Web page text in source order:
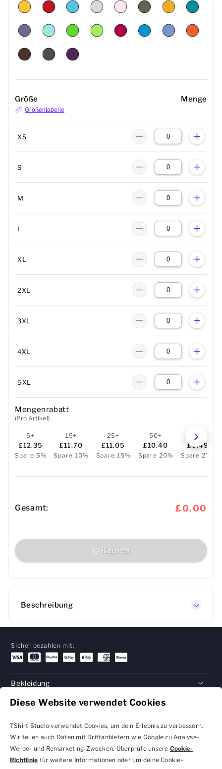
Diese Website verwendet Cookies
TShirt Studio verwendet Cookies, um dein Erlebnis zu verbessern.
Wir teilen auch Daten mit Drittanbietern wie Google zu Analyse-,
Werbe- und Remarketing-Zwecken. Überprüfe unsere Cookie-
Richtlinie für weitere Informationen oder um deine Cookie-
Größe Menge
Größentabelle
XS
S
M
L
XL
2XL
3XL
4XL
5XL
Mengenrabatt
(Pro Artikel)
5+
£12.35
Spare 5%
15+
£11.70
Spare 10%
25+
£11.05
Spare 15%
50+
£10.40
Spare 20%
100+
£9.49
Spare 27%
Gesamt: £0.00
Kaufen
Beschreibung
Sicher bezahlen mit:
Bekleidung
Geschenke
Hilfe